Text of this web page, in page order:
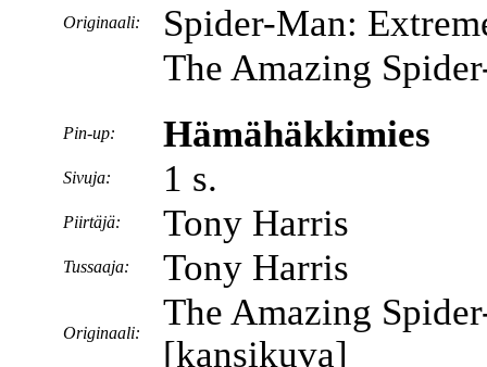
Originaali:
Spider-Man:
The Amazing
Pin-up: Hämähäkkimies
Sivuja: 1 s.
Piirtäjä: Tony Harris
Tussaaja: Tony Harris
Originaali:
The Amazing
[kansikuva]